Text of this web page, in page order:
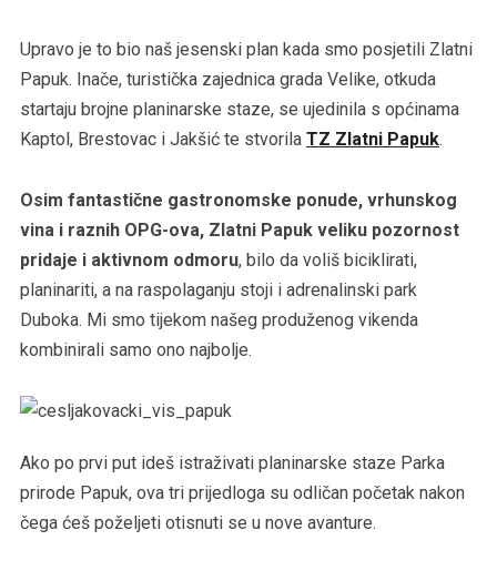
Upravo je to bio naš jesenski plan kada smo posjetili Zlatni
Papuk. Inače, turistička zajednica grada Velike, otkuda
startaju brojne planinarske staze, se ujedinila s općinama
Kaptol, Brestovac i Jakšić te stvorila TZ Zlatni Papuk.
Osim fantastične gastronomske ponude, vrhunskog
vina i raznih OPG-ova, Zlatni Papuk veliku pozornost
pridaje i aktivnom odmoru, bilo da voliš biciklirati,
planinariti, a na raspolaganju stoji i adrenalinski park
Duboka. Mi smo tijekom našeg produženog vikenda
kombinirali samo ono najbolje.
Ako po prvi put ideš istraživati planinarske staze Parka
prirode Papuk, ova tri prijedloga su odličan početak nakon
čega ćeš poželjeti otisnuti se u nove avanture.